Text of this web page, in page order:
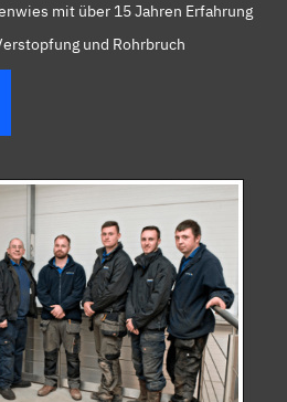
mit über 15 Jahren Erfahrung
und Rohrbruch